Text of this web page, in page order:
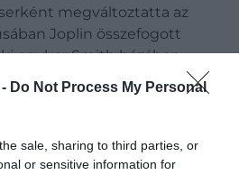
Do Not Process My Personal
sale, sharing to third parties, or
or sensitive information for
megváltoztatta az
Joplin összefogott
egykor Smith házában
vásároljon a néhai blues
jelöletlen sírjára. A sírfelirat